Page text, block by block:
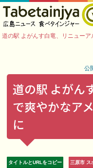
道の駅 よがんす白竜、リニュー
公
道の駅 よがん
で爽やかなア
に
タイトルとURLをコピー 三原市 ス